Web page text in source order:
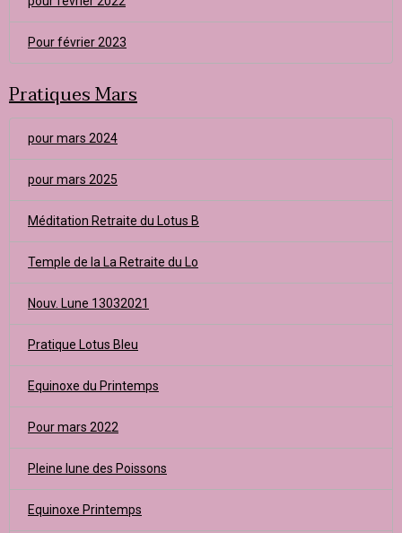
Pour février 2023
Pratiques Mars
pour mars 2024
pour mars 2025
Méditation Retraite du Lotus B
Temple de la La Retraite du Lo
Nouv. Lune 13032021
Pratique Lotus Bleu
Equinoxe du Printemps
Pour mars 2022
Pleine lune des Poissons
Equinoxe Printemps